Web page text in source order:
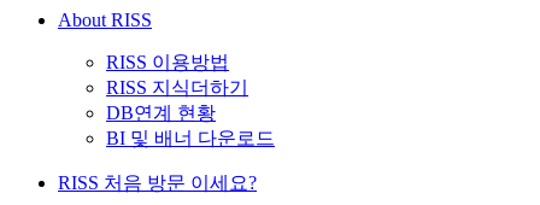
About RISS
RISS 이용방법
RISS 지식더하기
DB연계 현황
BI 및 배너 다운로드
RISS 처음 방문 이세요?